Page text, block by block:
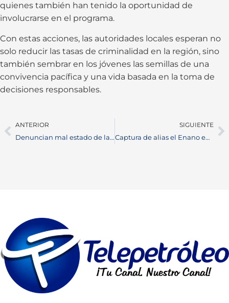
quienes también han tenido la oportunidad de
involucrarse en el programa.
Con estas acciones, las autoridades locales esperan no
solo reducir las tasas de criminalidad en la región, sino
también sembrar en los jóvenes las semillas de una
convivencia pacífica y una vida basada en la toma de
decisiones responsables.
ANTERIOR
Denuncian mal estado de la pista de atletismo del estadio Daniel Villa Zapata
SIGUIENTE
Captura de alias el Enano en Barrancabermeja por el homicidio de Jennifer Alexandra Santos